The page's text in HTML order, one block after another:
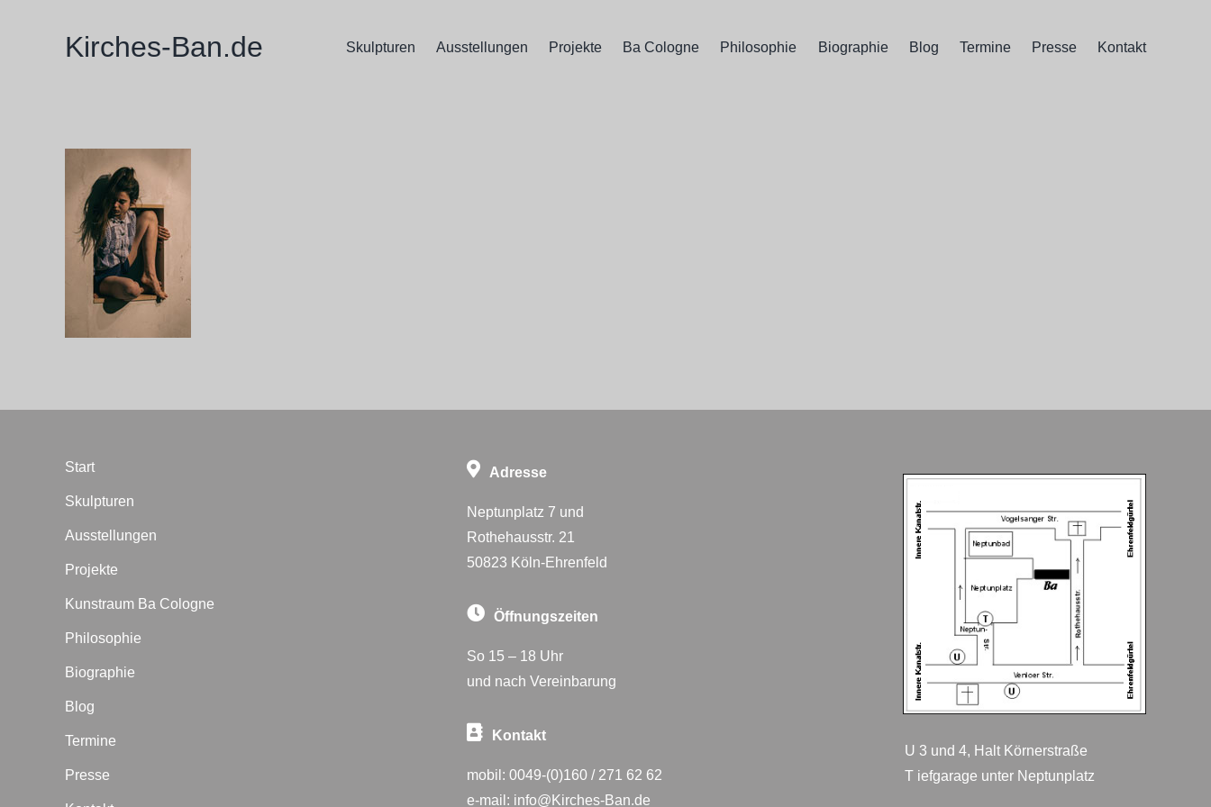
Kirches-Ban.de Skulpturen Ausstellungen Projekte Ba Cologne Philosophie Biographie Blog Termine Presse Kontakt
Start
Skulpturen
Ausstellungen
Projekte
Kunstraum Ba Cologne
Philosophie
Biographie
Blog
Termine
Presse
Adresse
Neptunplatz 7 und
Rothehausstr. 21
50823 Köln-Ehrenfeld
Öffnungszeiten
So 15 – 18 Uhr
und nach Vereinbarung
Kontakt
mobil: 0049-(0)160 / 271 62 62
e-mail: info@Kirches-Ban.de
U 3 und 4, Halt Körnerstraße
T iefgarage unter Neptunplatz